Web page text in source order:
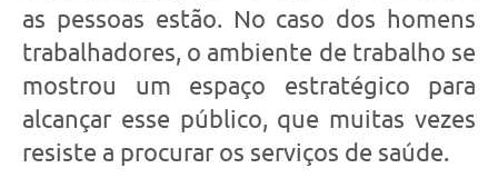
as pessoas estão. No caso dos homens
trabalhadores, o ambiente de trabalho se
mostrou um espaço estratégico para
alcançar esse público, que muitas vezes
resiste a procurar os serviços de saúde.